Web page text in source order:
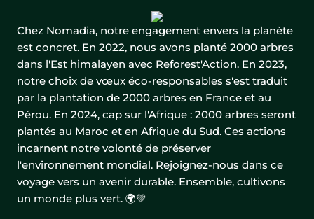
Chez Nomadia, notre engagement envers la planète
est concret. En 2022, nous avons planté 2000 arbres
dans l'Est himalayen avec Reforest'Action. En 2023,
notre choix de vœux éco-responsables s'est traduit
par la plantation de 2000 arbres en France et au
Pérou. En 2024, cap sur l'Afrique : 2000 arbres seront
plantés au Maroc et en Afrique du Sud. Ces actions
incarnent notre volonté de préserver
l'environnement mondial. Rejoignez-nous dans ce
voyage vers un avenir durable. Ensemble, cultivons
un monde plus vert. 🌍💚